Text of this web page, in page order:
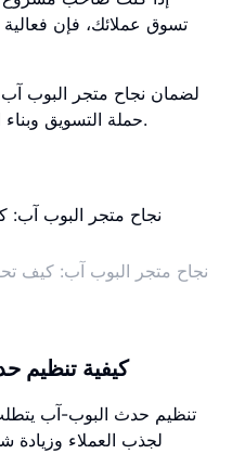
تسوق عملائك، فإن
لضمان نجاح متجر البوب
حملة التسويق وبناء الضجة قبل وأثناء الحدث وبعده.
نجاح متجر البوب ​​آب: كيف
كيفية تنظيم
تنظيم حدث البوب-آب يتطلب
لجذب العملاء وزيادة